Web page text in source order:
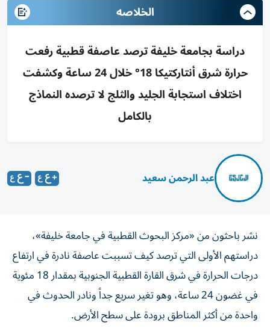
الخلاصه
دراسة بجامعة خليفة ترصد عاصفة قطبية رفعت
حرارة شرق أنتاركتيكا 18° خلال 24 ساعة وكشفت
اختلاف استجابة الجليد والثلج لا ترصده النماذج
بالكامل
عبد الرحمن سعيد
نشر باحثون من «مركز البحوث القطبية في جامعة خليفة»،
دراستهم الأولى التي ترصد كيف تسببت عاصفة نادرة في ارتفاع
درجات الحرارة في شرق القارة القطبية الجنوبية بمقدار 18 مئوية
في غضون 24 ساعة، وهو تغير سريع جداً ونادر الحدوث في
واحدة من أكثر المناطق برودة على سطح الأرض.